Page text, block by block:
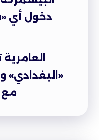
دخول أي
«البغدادي»